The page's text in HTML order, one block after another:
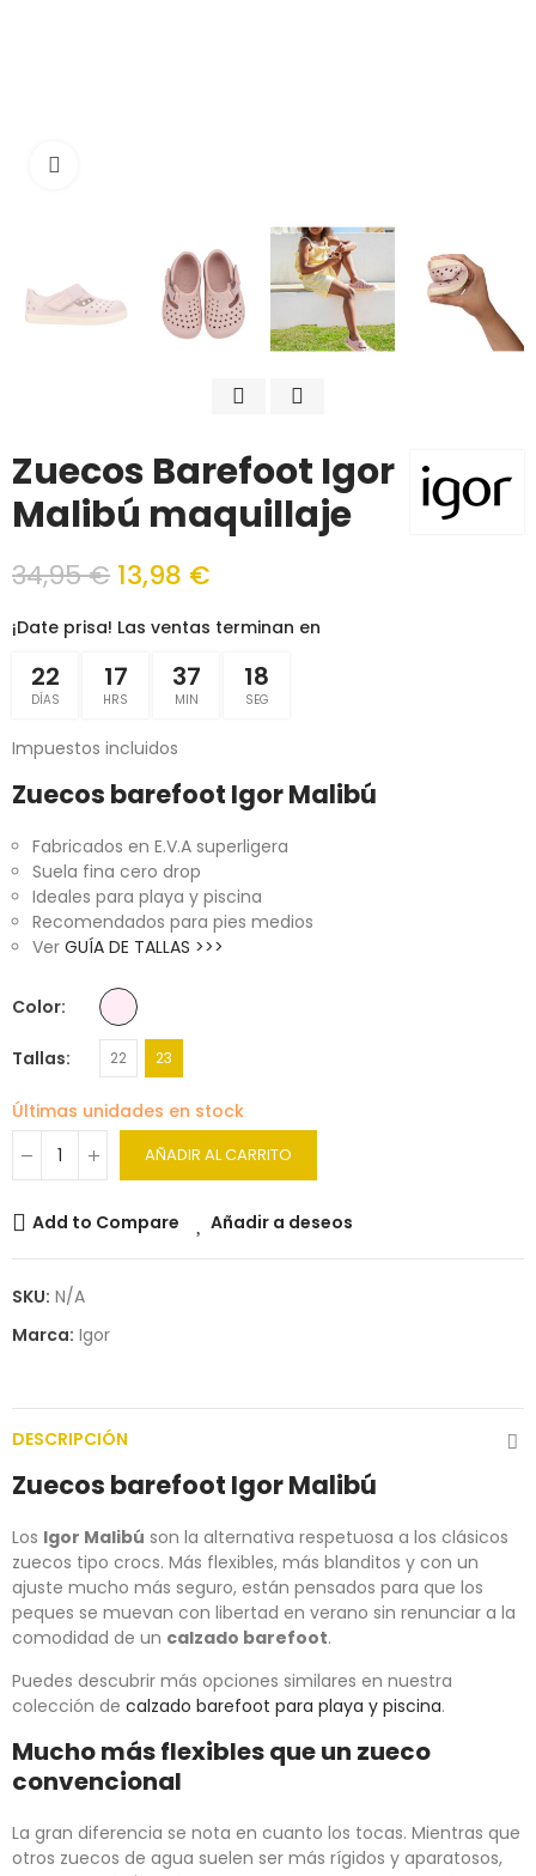
Zuecos Barefoot Igor
Malibú maquillaje
34,95 € 13,98 €
¡Date prisa! Las ventas terminan en
22
DÍAS
17
HRS
37
MIN
18
SEG
Impuestos incluidos
Zuecos barefoot Igor Malibú
Fabricados en E.V.A superligera
Suela fina cero drop
Ideales para playa y piscina
Recomendados para pies medios
Ver GUÍA DE TALLAS >>>
Color
Tallas 22 23
Últimas unidades en stock
AÑADIR AL CARRITO
Add to Compare Añadir a deseos
SKU: N/A
Marca: Igor
DESCRIPCIÓN
Zuecos barefoot Igor Malibú
Los Igor Malibú son la alternativa respetuosa a los clásicos
zuecos tipo crocs. Más flexibles, más blanditos y con un
ajuste mucho más seguro, están pensados para que los
peques se muevan con libertad en verano sin renunciar a la
comodidad de un calzado barefoot.
Puedes descubrir más opciones similares en nuestra
colección de calzado barefoot para playa y piscina.
Mucho más flexibles que un zueco
convencional
La gran diferencia se nota en cuanto los tocas. Mientras que
otros zuecos de agua suelen ser más rígidos y aparatosos,